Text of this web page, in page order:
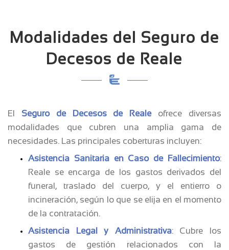
Modalidades del Seguro de
Decesos de Reale
El Seguro de Decesos de Realeofrece diversas
modalidades que cubren una amplia gama de
necesidades. Las principales coberturas incluyen:
Asistencia Sanitaria en Caso de Fallecimiento:
Reale se encarga de los gastos derivados del
funeral, traslado del cuerpo, y el entierro o
incineración, según lo que se elija en el momento
de la contratación.
Asistencia Legal y Administrativa: Cubre los
gastos de gestión relacionados con la